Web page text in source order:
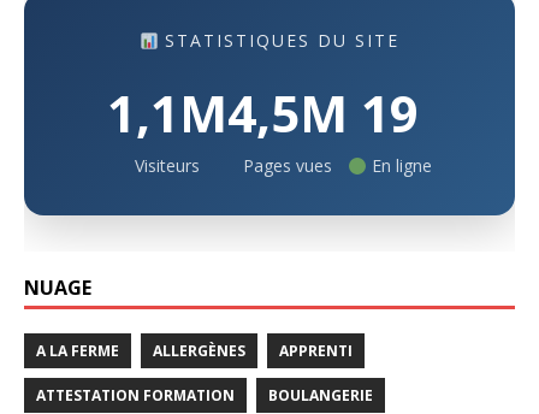
STATISTIQUES DU SITE
1,1M
Visiteurs
4,5M
Pages vues
19
En ligne
NUAGE
A LA FERME ALLERGÈNES APPRENTI
ATTESTATION FORMATION BOULANGERIE